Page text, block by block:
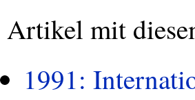
Artikel mit
1991: